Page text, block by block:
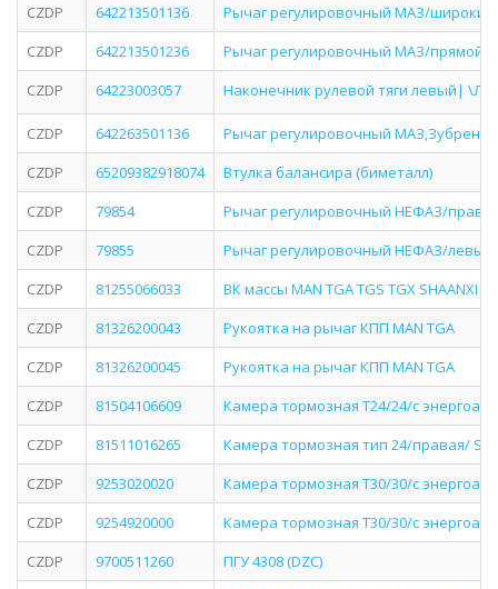
CZDP
642213501136
Рычаг регулировочный МАЗ/
CZDP
642213501236
Рычаг регулировочный МАЗ/прямой/
CZDP
64223003057 Наконечник рулевой тяги левый|
CZDP 642263501136
Рычаг регулировочный
CZDP
65209382918074
Втулка балансира (биметалл)
CZDP
79854
Рычаг регулировочный НЕФАЗ/
CZDP
79855
Рычаг регулировочный НЕФАЗ/
CZDP
81255066033
ВК массы MAN TGA TGS TGX SHAANXI
CZDP
81326200043
Рукоятка на рычаг КПП MAN TGA
CZDP
81326200045
Рукоятка на рычаг КПП MAN TGA
CZDP
81504106609
Камера тормозная Т24/24/с
CZDP
81511016265
Камера тормозная тип 24/правая/
CZDP
9253020020
Камера тормозная Т30/30/с
CZDP
9254920000
Камера тормозная Т30/30/с
CZDP
9700511260
ПГУ 4308 (DZC)